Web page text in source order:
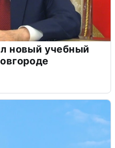
новый учебный